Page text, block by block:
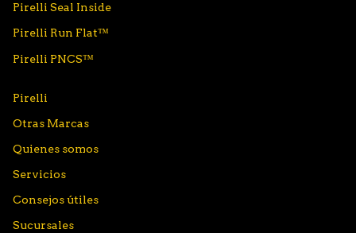
Pirelli Seal Inside
Pirelli Run Flat™
Pirelli PNCS™
Pirelli
Otras Marcas
Quienes somos
Servicios
Consejos útiles
Sucursales